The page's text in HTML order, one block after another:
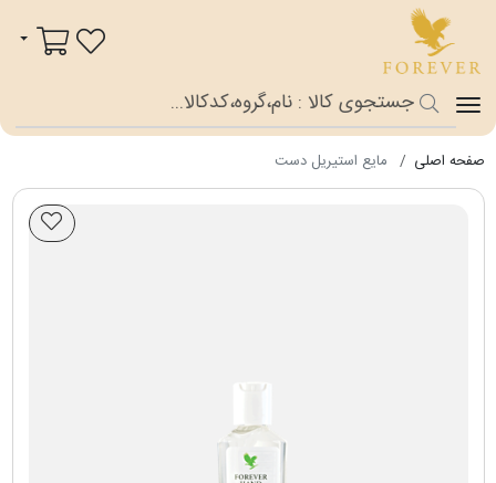
سبد خرید
صفحه اصلی مایع استیریل دست